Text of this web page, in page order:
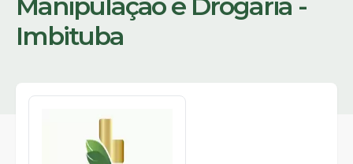
Imbituba